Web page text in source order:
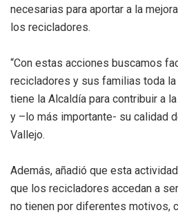
necesarias para aportar a la
los recicladores.
“Con estas acciones buscamos
recicladores y sus familias toda
tiene la Alcaldía para contribuir a
y –lo más importante- su calidad
Vallejo.
Además, añadió que esta
que los recicladores accedan a
no tienen por diferentes motivos,